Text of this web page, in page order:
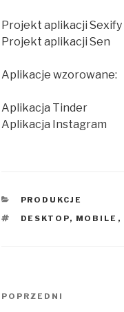
Projekt aplikacji Sexify
Projekt aplikacji Sen
Aplikacje wzorowane:
Aplikacja Tinder
Aplikacja Instagram
KATEGORIE
PRODUKCJE
TAGI
DESKTOP, MOBILE ,
Nawigacja
Poprzedni
POPRZEDNI